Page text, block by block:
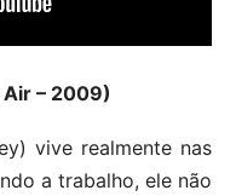
Air – 2009)
vive realmente nas
a trabalho, ele não